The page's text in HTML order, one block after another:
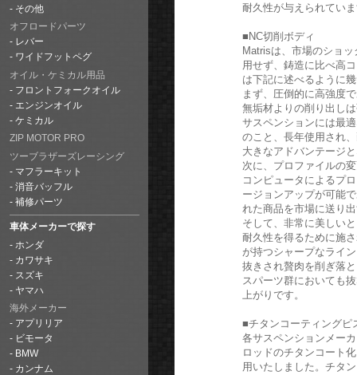
その他
オフロードパーツ
レバー
ワイドフットペグ
オイル・ケミカル用品
フロントフォークオイル
エンジンオイル
ケミカル
ZIP MOTOR PRO
ツーブラザーズレーシング
マフラーキット
消音バッフル
補修パーツ
車体メーカーで探す
ホンダ
カワサキ
スズキ
ヤマハ
海外メーカー
アプリリア
ビモータ
BMW
カンナム
耐久性が与えられてい
■NC切削ボディ
Matrisは、市場のショ
用せず、鋳造に比べ高
は下記に述べるように
まず、圧倒的に高強度
無垢材よりの削り出し
サスペンションには最
のこと、長年使用され
大きなアドバンテージ
次に、プロファイルの
コンピュータによるプ
ージョンアップが可能
れた商品を市場に送り
そして、非常に美しい
耐久性を得るために施
が持つシャープなライ
抜きされ贅肉を削ぎ落
スパーツ群においても
上がりです。
■チタンコーティングピ
各サスペンションメー
ロッドのチタンコート
用いたしました。チタ